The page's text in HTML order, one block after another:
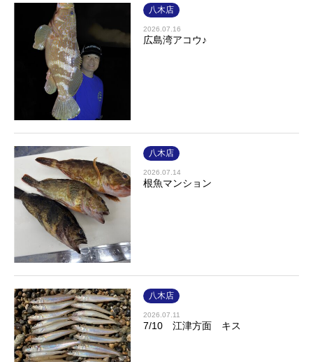
八木店
2026.07.16
広島湾アコウ♪
八木店
2026.07.14
根魚マンション
八木店
2026.07.11
7/10 江津方面 キス